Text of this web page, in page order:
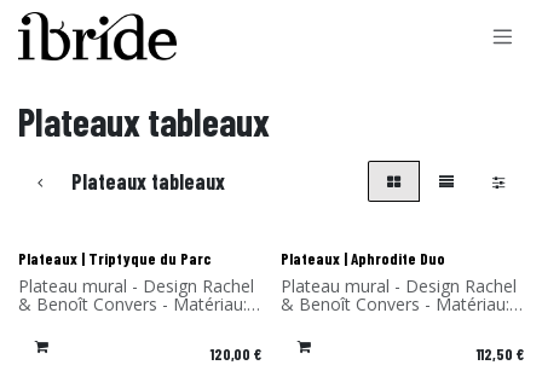
Se rendre au contenu
Plateaux tableaux
Plateaux tableaux
Nouveau !
Plateaux | Triptyque du Parc
Plateau mural - Design Rachel
& Benoît Convers - Matériau:
en France
120,00 €
Nouveau !
Plateaux | Aphrodite Duo
Plateau mural - Design Rachel
& Benoît Convers - Matériau:
en France
112,50 €